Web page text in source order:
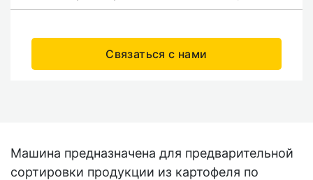
Связаться с нами
Машина предназначена для предварительной
сортировки продукции из картофеля по